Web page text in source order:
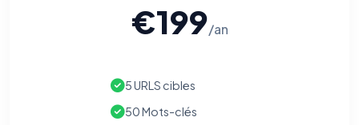
€199/an
5 URLS cibles
50 Mots-clés